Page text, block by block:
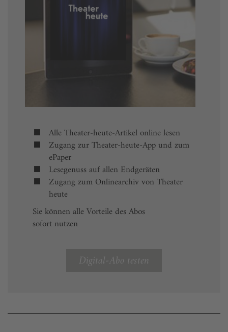
Alle Theater-heute-Artikel online lesen
Zugang zur Theater-heute-App und zum
ePaper
Lesegenuss auf allen Endgeräten
Zugang zum Onlinearchiv von Theater
heute
Sie können alle Vorteile des Abos
sofort nutzen
Digital-Abo testen